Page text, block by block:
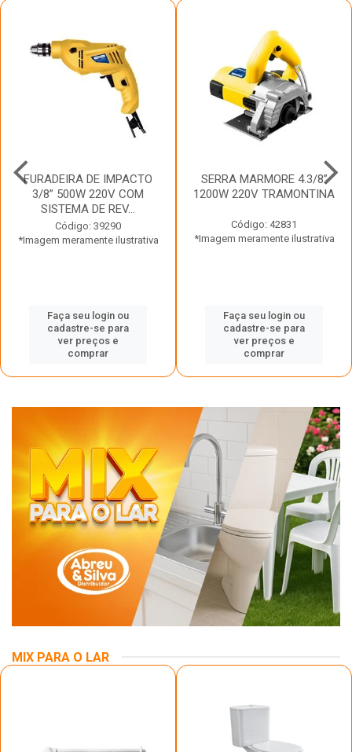
FURADEIRA DE IMPACTO
3/8” 500W 220V COM
SISTEMA DE REV...
Código: 39290
*Imagem meramente ilustrativa
Faça seu login ou
cadastre-se para
ver preços e
comprar
SERRA MARMORE 4.3/8”
1200W 220V TRAMONTINA
Código: 42831
*Imagem meramente ilustrativa
Faça seu login ou
cadastre-se para
ver preços e
comprar
MIX PARA O LAR